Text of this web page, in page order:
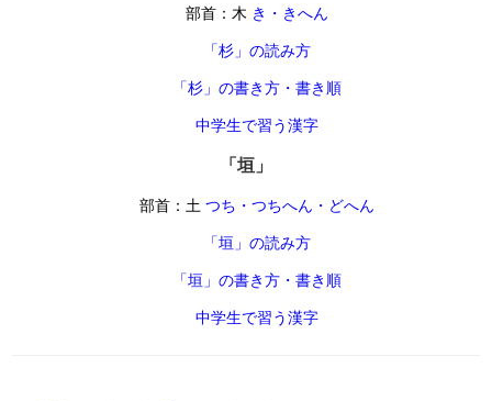
部首：木 き・きへん
「杉」の読み方
「杉」の書き方・書き順
中学生で習う漢字
「垣」
部首：土 つち・つちへん・どへん
「垣」の読み方
「垣」の書き方・書き順
中学生で習う漢字